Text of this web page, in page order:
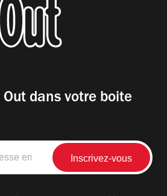
Out dans votre boite